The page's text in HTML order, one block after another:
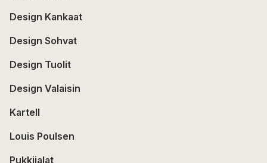
Design Kankaat
Design Sohvat
Design Tuolit
Design Valaisin
Kartell
Louis Poulsen
Pukkijalat